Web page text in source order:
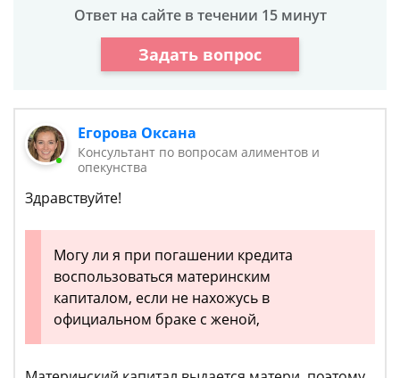
Ответ на сайте в течении 15 минут
Задать вопрос
Егорова Оксана
Консультант по вопросам алиментов и
опекунства
Здравствуйте!
Могу ли я при погашении кредита
воспользоваться материнским
капиталом, если не нахожусь в
официальном браке с женой,